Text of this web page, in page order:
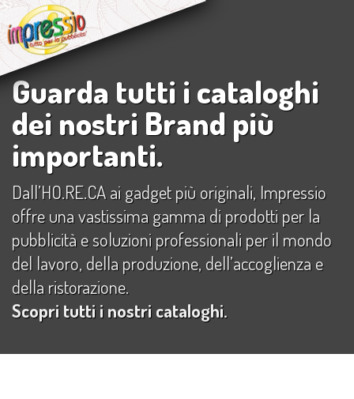
Salta
al
contenuto
Guarda tutti i cataloghi
dei nostri Brand più
importanti.
Dall’HO.RE.CA ai gadget più originali, Impressio
offre una vastissima gamma di prodotti per la
pubblicità e soluzioni professionali per il mondo
del lavoro, della produzione, dell’accoglienza e
della ristorazione.
Scopri tutti i nostri cataloghi.